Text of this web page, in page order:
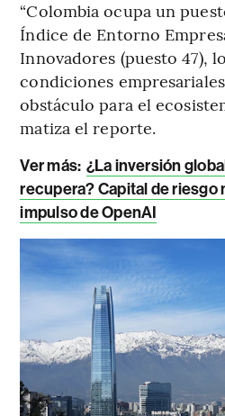
“Colombia ocupa un
Índice de Entorno
Innovadores (puesto 47),
condiciones
obstáculo para el
matiza el reporte.
Ver más: ¿La inversión
recupera? Capital de riesgo
impulso de OpenAI